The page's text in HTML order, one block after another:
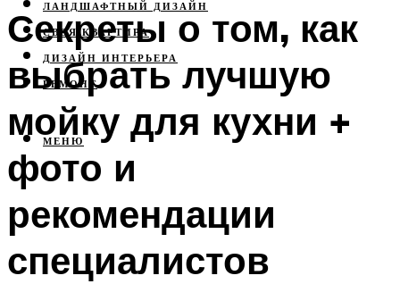
ЛАНДШАФТНЫЙ ДИЗАЙН
СВОЯ КВАРТИРА
ДИЗАЙН ИНТЕРЬЕРА
РЕМОНТ
МЕНЮ
Секреты о том, как
выбрать лучшую
мойку для кухни +
фото и
рекомендации
специалистов